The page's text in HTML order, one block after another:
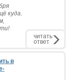
куда.
читать
ответ
в